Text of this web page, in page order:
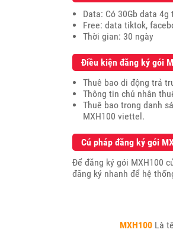
Data: Có 30Gb data
Free: data tiktok,
Thời gian: 30 ngày
Điều kiện đăng ký gói
Thuê bao di động trả
Thông tin chủ nhân
Thuê bao trong danh
MXH100 viettel.
Cú pháp đăng ký gói
Để đăng ký gói MXH100
đăng ký nhanh để hệ
MXH100Là